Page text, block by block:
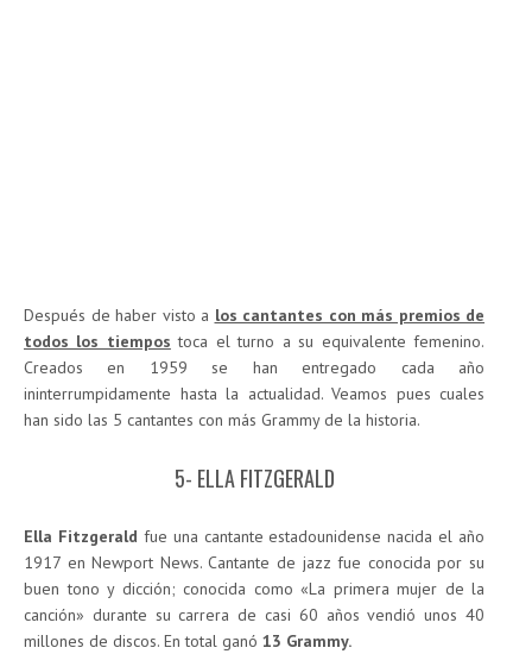
Después de haber visto a los cantantes con más premios de
todos los tiempos toca el turno a su equivalente femenino.
Creados en 1959 se han entregado cada año
ininterrumpidamente hasta la actualidad. Veamos pues cuales
han sido las 5 cantantes con más Grammy de la historia.
5- ELLA FITZGERALD
Ella Fitzgerald fue una cantante estadounidense nacida el año
1917 en Newport News. Cantante de jazz fue conocida por su
buen tono y dicción; conocida como «La primera mujer de la
canción» durante su carrera de casi 60 años vendió unos 40
millones de discos. En total ganó 13 Grammy.